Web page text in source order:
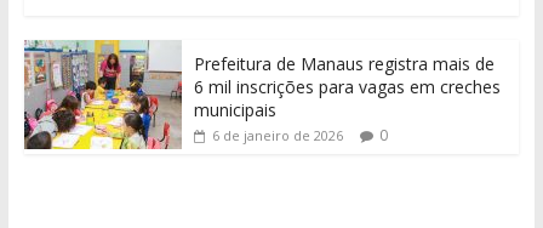
Prefeitura de Manaus registra mais de
6 mil inscrições para vagas em creches
municipais
6 de janeiro de 2026 0